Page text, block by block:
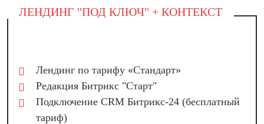
ЛЕНДИНГ "ПОД КЛЮЧ" + КОНТЕКСТ
Лендинг по тарифу «Стандарт»
Редакция Битрикс "Старт"
Подключение CRM Битрикс-24 (бесплатный
тариф)